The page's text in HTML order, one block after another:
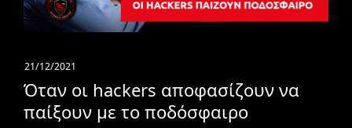
21/12/2021
Όταν οι hackers αποφασίζουν να
παίξουν με το ποδόσφαιρο